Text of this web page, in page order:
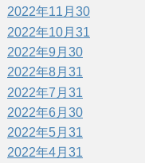
2022年11月 30
2022年10月 31
2022年9月 30
2022年8月 31
2022年7月 31
2022年6月 30
2022年5月 31
2022年4月 31